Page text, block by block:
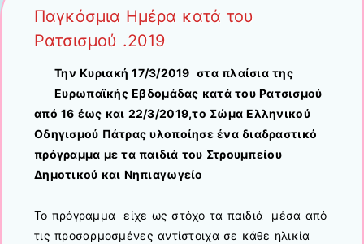
Παγκόσμια Ημέρα κατά του
Ρατσισμού .2019
Την Κυριακή 17/3/2019 στα πλαίσια της
Ευρωπαϊκής Εβδομάδας κατά του Ρατσισμού
από 16 έως και 22/3/2019,το Σώμα Ελληνικού
Οδηγισμού Πάτρας υλοποίησε ένα διαδραστικό
πρόγραμμα με τα παιδιά του Στρουμπείου
Δημοτικού και Νηπιαγωγείο
Το πρόγραμμα είχε ως στόχο τα παιδιά μέσα από
τις προσαρμοσμένες αντίστοιχα σε κάθε ηλικία